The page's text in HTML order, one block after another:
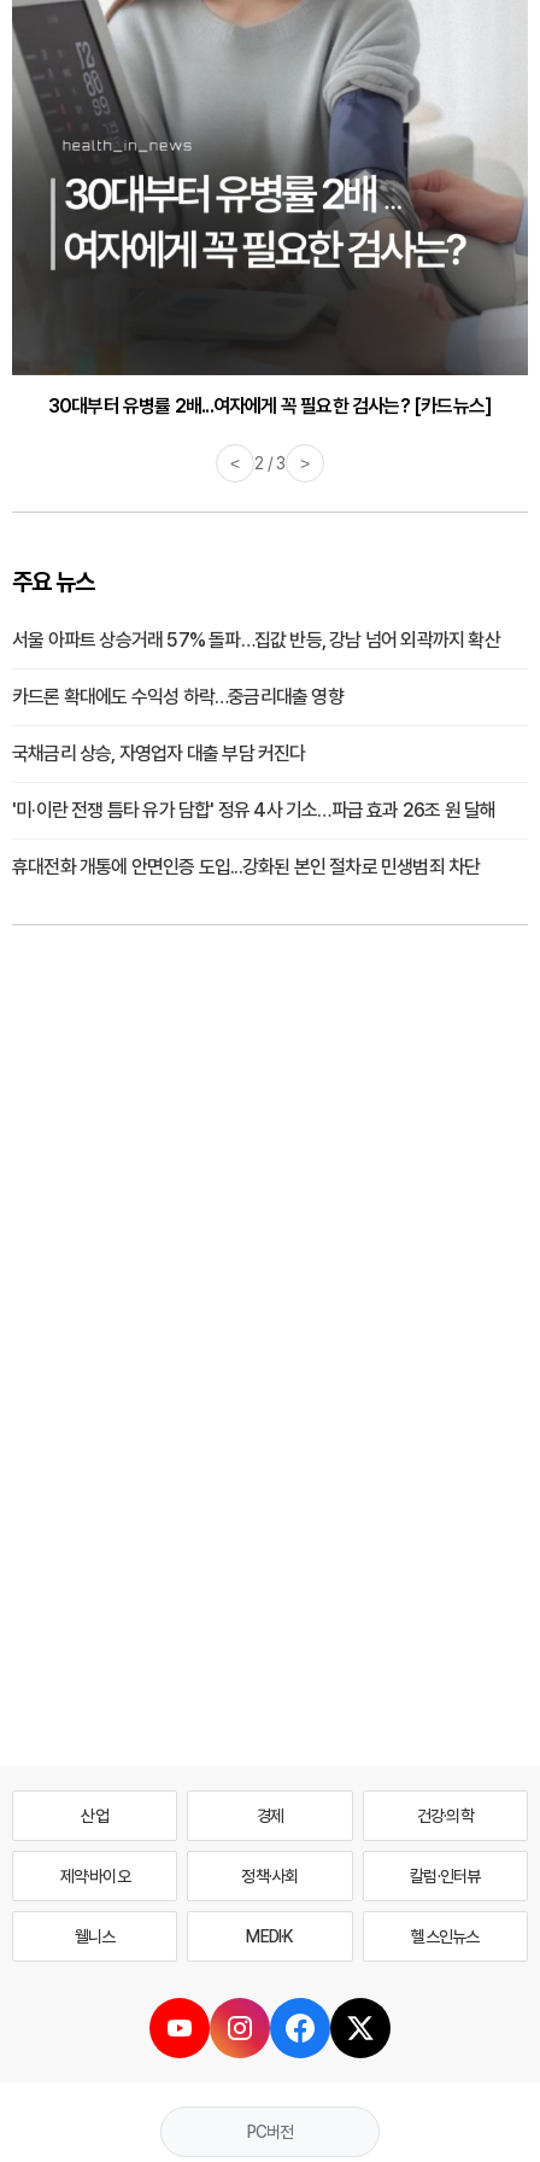
30대부터 유병률 2배...여자에게 꼭 필요한 검사는? [카드뉴스]
감기·독감 예방하고 면역력 높이는 4가지 영양제 [카드뉴스]
< 2 / 3 >
주요 뉴스
서울 아파트 상승거래 57% 돌파…집값 반등, 강남 넘어 외곽까지 확산
카드론 확대에도 수익성 하락…중금리대출 영향
국채금리 상승, 자영업자 대출 부담 커진다
'미·이란 전쟁 틈타 유가 담합' 정유 4사 기소…파급 효과 26조 원 달해
휴대전화 개통에 안면인증 도입...강화된 본인 절차로 민생범죄 차단
산업 경제 건강·의학
제약·바이오 정책·사회 칼럼·인터뷰
웰니스 MEDI·K 헬스인뉴스
PC버전